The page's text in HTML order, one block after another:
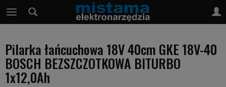
Pilarka łańcuchowa 18V 40cm GKE 18V-40
BOSCH BEZSZCZOTKOWA BITURBO
1x12,0Ah